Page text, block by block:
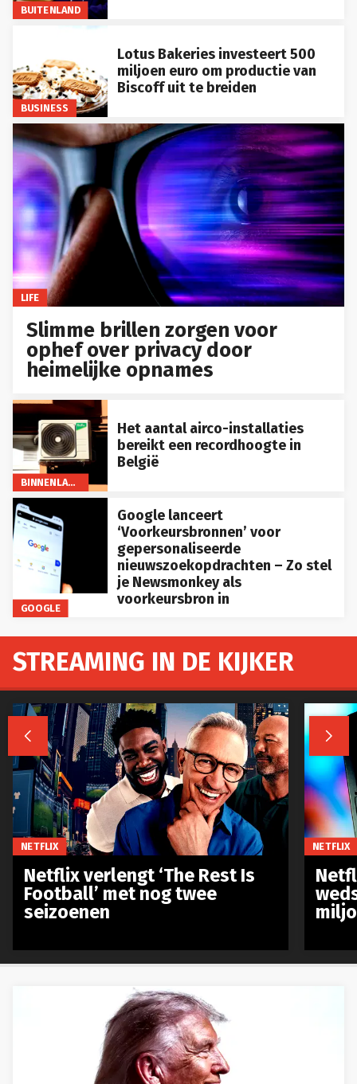
BUITENLAND
BUSINESS
Lotus Bakeries investeert 500
miljoen euro om productie van
Biscoff uit te breiden
LIFE
Slimme brillen zorgen voor
ophef over privacy door
heimelijke opnames
BINNENLAND
Het aantal airco-installaties
bereikt een recordhoogte in
België
GOOGLE
Google lanceert
‘Voorkeursbronnen’ voor
gepersonaliseerde
nieuwszoekopdrachten – Zo stel
je Newsmonkey als
voorkeursbron in
STREAMING IN DE KIJKER
 
NETFLIX
Netflix verlengt ‘The Rest Is
Football’ met nog twee
seizoenen
NETFLIX